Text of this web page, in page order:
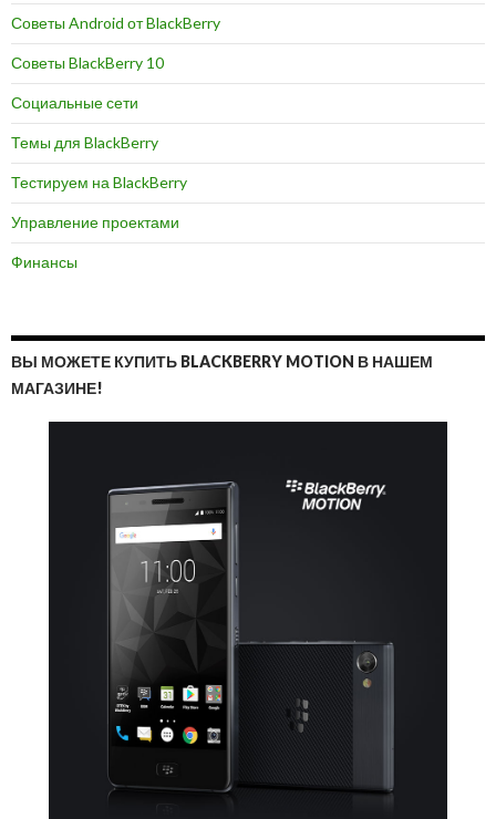
Советы Android от BlackBerry
Советы BlackBerry 10
Социальные сети
Темы для BlackBerry
Тестируем на BlackBerry
Управление проектами
Финансы
ВЫ МОЖЕТЕ КУПИТЬ BLACKBERRY MOTION В НАШЕМ
МАГАЗИНЕ!